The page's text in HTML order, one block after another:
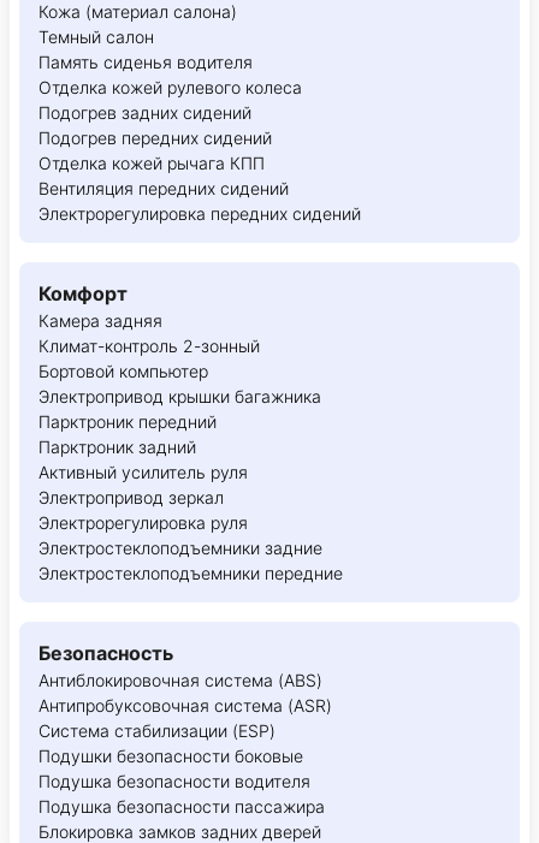
Кожа (материал салона)
Темный салон
Память сиденья водителя
Отделка кожей рулевого колеса
Подогрев задних сидений
Подогрев передних сидений
Отделка кожей рычага КПП
Вентиляция передних сидений
Электрорегулировка передних сидений
Комфорт
Камера задняя
Климат-контроль 2-зонный
Бортовой компьютер
Электропривод крышки багажника
Парктроник передний
Парктроник задний
Активный усилитель руля
Электропривод зеркал
Электрорегулировка руля
Электростеклоподъемники задние
Электростеклоподъемники передние
Безопасность
Антиблокировочная система (ABS)
Антипробуксовочная система (ASR)
Система стабилизации (ESP)
Подушки безопасности боковые
Подушка безопасности водителя
Подушка безопасности пассажира
Блокировка замков задних дверей